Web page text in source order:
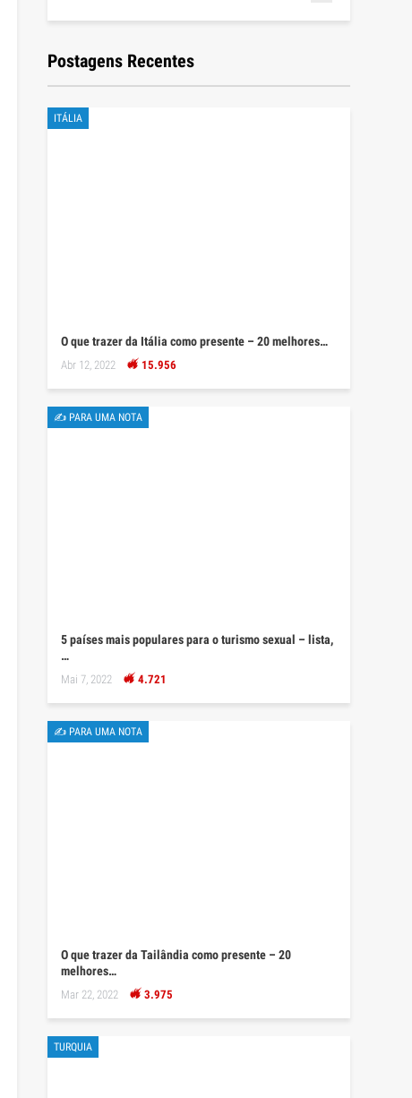
Postagens Recentes
ITÁLIA
O que trazer da Itália como presente – 20 melhores…
Abr 12, 2022 15.956
✍ PARA UMA NOTA
5 países mais populares para o turismo sexual – lista,
…
Mai 7, 2022 4.721
✍ PARA UMA NOTA
O que trazer da Tailândia como presente – 20
melhores…
Mar 22, 2022 3.975
TURQUIA